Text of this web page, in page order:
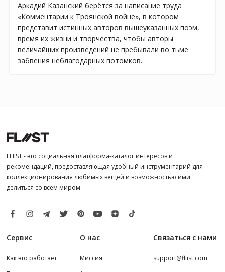
Аркадий Казанский берётся за написание труда
«Комментарии к Троянской войне», в котором
представит истинных авторов вышеуказанных поэм,
время их жизни и творчества, чтобы авторы
величайших произведений не пребывали во тьме
забвения неблагодарных потомков.
FLIIST - это социальная платформа-каталог интересов и
рекомендаций, предоставляющая удобный инструментарий для
коллекционирования любимых вещей и возможностью ими
делиться со всем миром.
Сервис
Как это работает
О нас
Миссия
Связаться с нами
support@fliist.com